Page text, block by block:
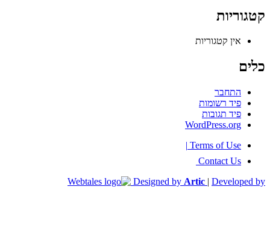
קטגוריות
אין קטגוריות
כלים
התחבר
פיד רשומות
פיד תגובות
WordPress.org
Terms of Use
|
Contact Us
Designed by Artic | Developed by